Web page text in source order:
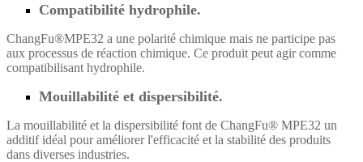
Compatibilité hydrophile.
ChangFu®MPE32 a une polarité chimique mais ne participe pas
aux processus de réaction chimique. Ce produit peut agir comme
compatibilisant hydrophile.
Mouillabilité et dispersibilité.
La mouillabilité et la dispersibilité font de ChangFu® MPE32 un
additif idéal pour améliorer l'efficacité et la stabilité des produits
dans diverses industries.